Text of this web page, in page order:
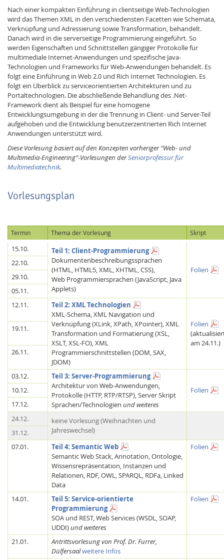
Feeds
Lab Dresden
Nach einer kompakten Einführung in clientseitige Web-Technologien
wird das Themen XML in den verschiedensten Facetten wie Schemata,
Verknüpfung und Adressierung sowie Transformation, behandelt.
Danach wird in die serverseitige Programmierung eingeführt. So
werden Eigenschaften und Schnittstellen gängiger Protokolle für
multimediale Internet-Anwendungen und spezifische Java-
Technologien und Frameworks für Web-Anwendungen behandelt. Es
folgt eine Einführung in Web 2.0 und Rich Internet Technologien. Es
folgt ein Überblick zu serviceorientierten Architekturen und zu
Portaltechnologien. Die abschließende Behandlung des .Net-
Framework dient als Beispiel für eine homogene
Entwicklungsumgebung in der die Trennung in Client- und Server-Teil
aufgehoben und die Entwicklung benutzerzentrierten Rich Internet
Anwendungen unterstützt wird.
Diese Vorlesung basiert auf den Konzepten vorheriger “Web- und
Multimedia-Engineering”-Vorlesungen derSeniorprofessur für
Multimediatechnik.
Vorlesungsplan
Termin Thema der Vorlesung Skript
15.10.
Teil 1: Client-Programmierung
Dokumentenbeschreibungssprachen
(HTML, HTML5, XML, XHTML, CSS),
Web Programmiersprachen (JavaScript, Java
Applets)
Folien
22.10.
29.10.
05.11.
12.11.
Teil 2: XML Technologien
XML-Schema, XML Navigation und
Verknüpfung (XLink, XPath, XPointer), XML
Transformation und Formatierung (XSL,
XSLT, XSL-FO), XML
Programmierschnittstellen (DOM, SAX,
JDOM)
Folien
am 24.11.)
19.11.
26.11.
03.12.
Teil 3: Server-Programmierung
Architektur von Web-Anwendungen,
Protokolle (HTTP, RTP/RTSP), Server Skript
Sprachen/Technologien und weiteres
Folien
10.12.
17.12.
24.12.
keine Vorlesung (Weihnachten und
Jahreswechsel)
31.12.
07.01.
Teil 4: Semantic Web
Semantic Web Stack, Annotation, Ontologie,
Wissensrepräsentation, Instanzen und
Relationen, RDF, OWL, SPARQL, RDFa, Linked
Data
Folien
14.01.
Teil 5: Service-orientierte
Programmierung
SOA und REST, Web Services (WSDL, SOAP,
UDDI)und weiteres
Folien
21.01.
Antrittsvorlesung von Prof. Dr. Furrer,
Dülfersaalweitere Infos